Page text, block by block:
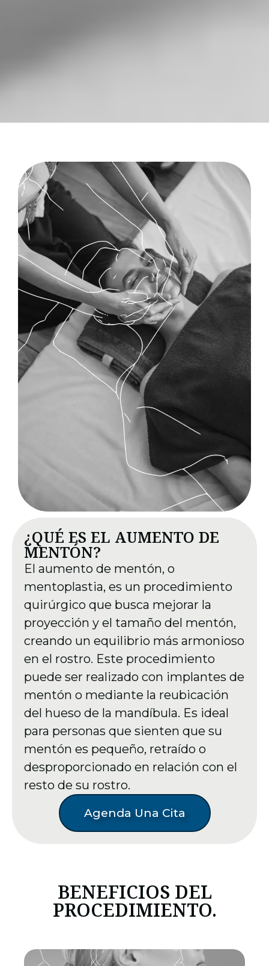
¿QUÉ ES EL AUMENTO DE
MENTÓN?
El aumento de mentón, o
mentoplastia, es un procedimiento
quirúrgico que busca mejorar la
proyección y el tamaño del mentón,
creando un equilibrio más armonioso
en el rostro. Este procedimiento
puede ser realizado con implantes de
mentón o mediante la reubicación
del hueso de la mandíbula. Es ideal
para personas que sienten que su
mentón es pequeño, retraído o
desproporcionado en relación con el
resto de su rostro.
Agenda Una Cita
BENEFICIOS DEL
PROCEDIMIENTO.